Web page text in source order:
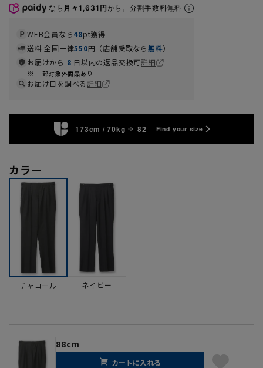
なら 月々1,631円から。分割手数料無料
WEB会員なら48pt獲得
送料 全国一律550円（店舗受取なら無料）
お届けから 8 日以内の返品交換可詳細
一部対象外商品あり
お届け日を調べる詳細
173cm / 70kg 82 Find your size
カラー
チャコール ネイビー
88cm
カートに入れる